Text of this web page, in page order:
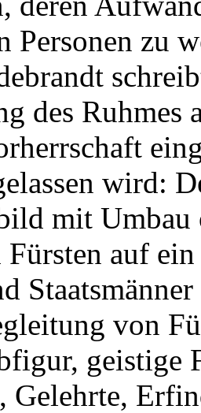
Personen zu
des Ruhmes
wird:
mit
auf
von
geistige
Gelehrte,